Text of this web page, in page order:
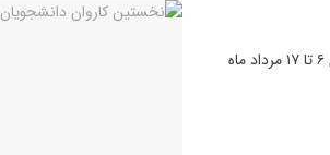
سی و یکمین دوره یونیورسیاد تابستانی دانشجویان جهان روزهای ۶ تا ۱۷ مرداد ماه